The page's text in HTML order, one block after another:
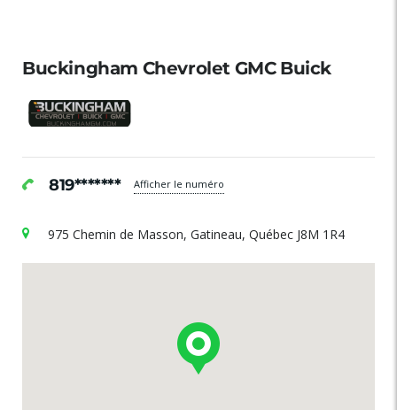
Buckingham Chevrolet GMC Buick
819******* Afficher le numéro
975 Chemin de Masson, Gatineau, Québec J8M 1R4